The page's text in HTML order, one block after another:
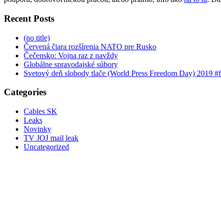
Recent Posts
(no title)
Červená čiara rozšírenia NATO pre Rusko
Čečensko: Vojna raz z navždy
Globálne spravodajské súbory
Svetový deň slobody tlače (World Press Freedom Day) 2019
Categories
Cables SK
Leaks
Novinky
TV JOJ mail leak
Uncategorized